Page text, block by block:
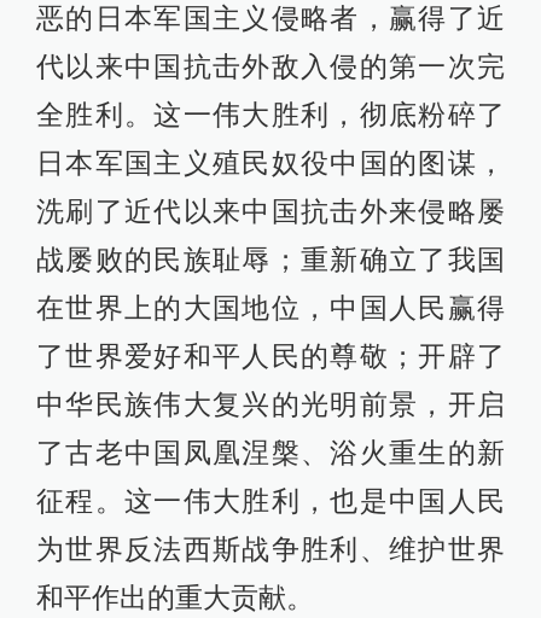
恶的日本军国主义侵略者，赢得了近
代以来中国抗击外敌入侵的第一次完
全胜利。这一伟大胜利，彻底粉碎了
日本军国主义殖民奴役中国的图谋，
洗刷了近代以来中国抗击外来侵略屡
战屡败的民族耻辱；重新确立了我国
在世界上的大国地位，中国人民赢得
了世界爱好和平人民的尊敬；开辟了
中华民族伟大复兴的光明前景，开启
了古老中国凤凰涅槃、浴火重生的新
征程。这一伟大胜利，也是中国人民
为世界反法西斯战争胜利、维护世界
和平作出的重大贡献。